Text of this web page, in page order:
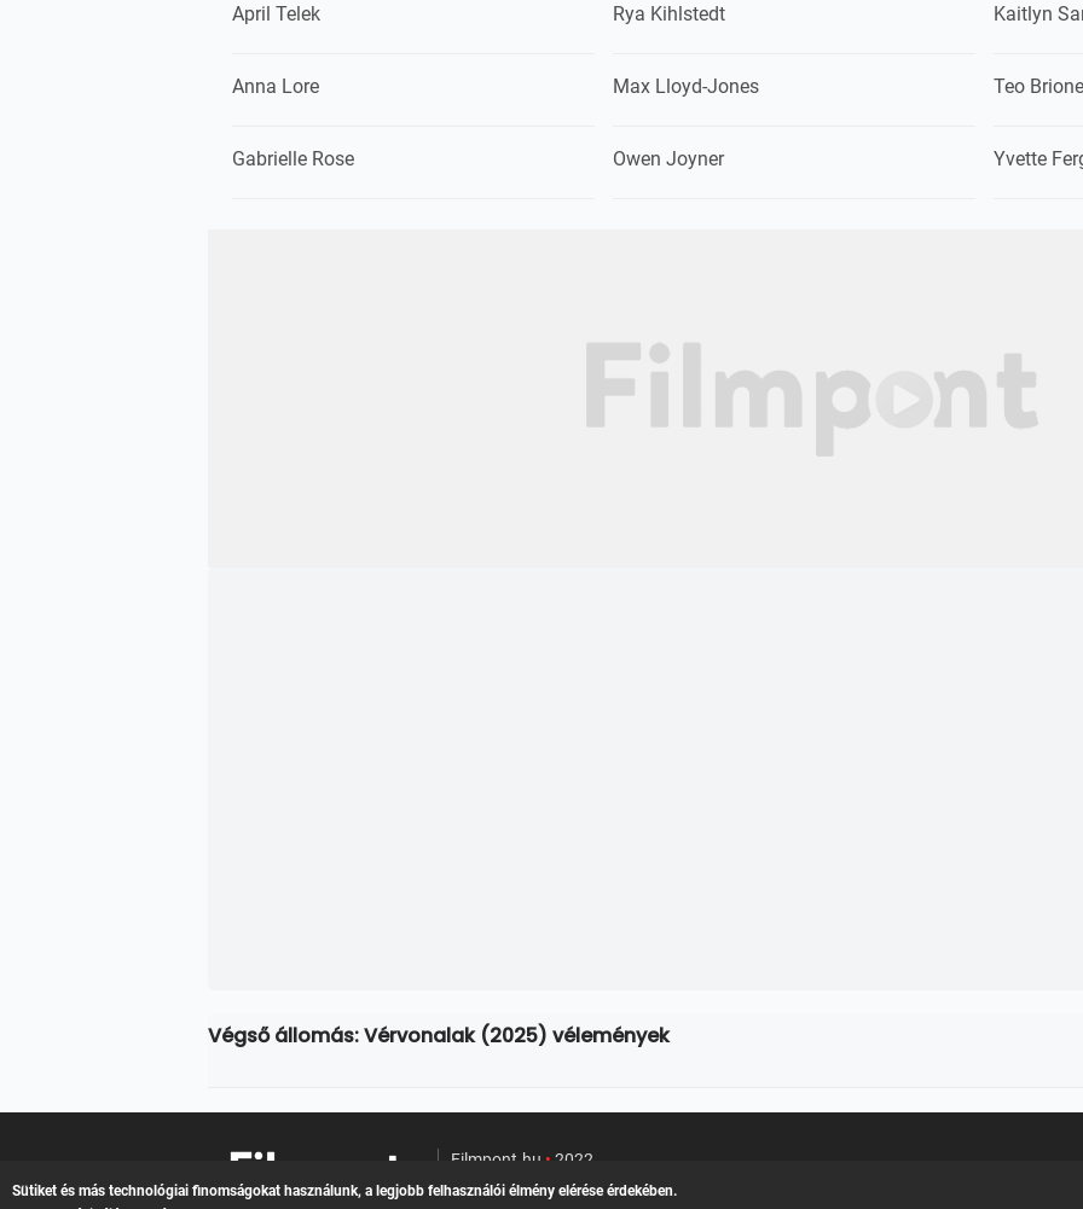
April Telek Rya Kihlstedt Kaitlyn
Anna Lore Max Lloyd-Jones Teo
Gabrielle Rose Owen Joyner Yvette
Végső állomás: Vérvonalak (2025) vélemények
Filmpont.hu • 2022
Online filmek teljes adatlapja
Sütiket és más technológiai finomságokat használunk, a legjobb felhasználói élmény elérése érdekében.